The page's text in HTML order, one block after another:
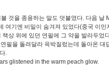
것을 종용하는 말도 덧붙였다. 다음 날
여기엔 비밀이 숨겨져 있었다(중국 이민
상 위에 있던 연필에 그 약을 발라두었
필을 돌려달라 윽박질렀는데 돌아온 대
.
glistened in the warm peach glow.